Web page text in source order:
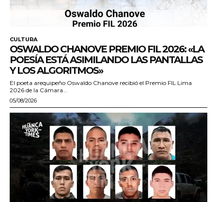
CULTURA
OSWALDO CHANOVE PREMIO FIL 2026: «LA
POESÍA ESTÁ ASIMILANDO LAS PANTALLAS
Y LOS ALGORITMOS»
El poeta arequipeño Oswaldo Chanove recibió el Premio FIL Lima
2026 de la Cámara...
05/08/2026